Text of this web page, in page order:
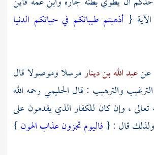
{ أذهبتم طيباتكم في حياتكم الدنيا
عنعبد الله بن دينارمرسلا وموصولا قال
والترهيب : قال الحليميرحمه الله
تعالى ، وإن كان للكفار الذي يقدمون على
ولذلك قال : { فاليوم تجزون عذاب الهون }